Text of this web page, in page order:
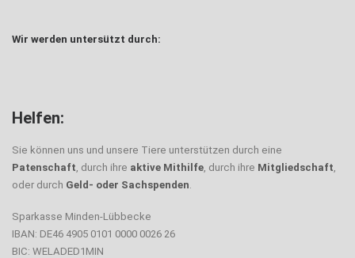
Wir werden untersützt durch:
Helfen:
Sie können uns und unsere Tiere unterstützen durch eine
Patenschaft, durch ihre aktive Mithilfe, durch ihre Mitgliedschaft,
oder durch Geld- oder Sachspenden.
Sparkasse Minden-Lübbecke
IBAN: DE46 4905 0101 0000 0026 26
BIC: WELADED1MIN